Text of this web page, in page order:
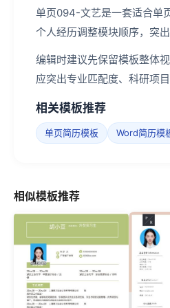
单页094-文艺是一套适合单
个人经历调整模块顺序，突
编辑时建议先保留模板整体
应突出专业匹配度、科研项
相关模板推荐
单页简历模板 Word简历模
相似模板推荐